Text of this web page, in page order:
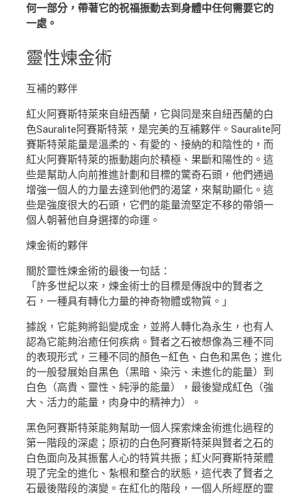
何一部分，帶著它的祝福振動去到身體中任何需要它的
一處。
靈性煉金術
互補的夥伴
紅火阿賽斯特萊來自紐西蘭，它與同是來自紐西蘭的白
色Sauralite阿賽斯特萊，是完美的互補夥伴。Sauralite阿
賽斯特萊能量是溫柔的、有愛的、接納的和陰性的，而
紅火阿賽斯特萊的振動趨向於積極、果斷和陽性的。這
些是幫助人向前推進計劃和目標的驚奇石頭，他們通過
增強一個人的力量去達到他們的渴望，來幫助顯化。這
些是強度很大的石頭，它們的能量流堅定不移的帶領一
個人朝著他自身選擇的命運。
煉金術的夥伴
關於靈性煉金術的最後一句話：
「許多世紀以來，煉金術士的目標是傳說中的賢者之
石，一種具有轉化力量的神奇物體或物質。」
據說，它能夠將鉛變成金，並將人轉化為永生，也有人
認為它能夠治癒任何疾病。賢者之石被想像為三種不同
的表現形式，三種不同的顏色—紅色、白色和黑色；進化
的一般發展始自黑色（黑暗、染污、未進化的能量）到
白色（高貴、靈性、純淨的能量），最後變成紅色（強
大、活力的能量，肉身中的精神力）。
黑色阿賽斯特萊能夠幫助一個人探索煉金術進化過程的
第一階段的深處；原初的白色阿賽斯特萊與賢者之石的
白色面向及其振奮人心的特質共振；紅火阿賽斯特萊體
現了完全的進化、紮根和整合的狀態，這代表了賢者之
石最後階段的演變。在紅化的階段，一個人所經歷的靈